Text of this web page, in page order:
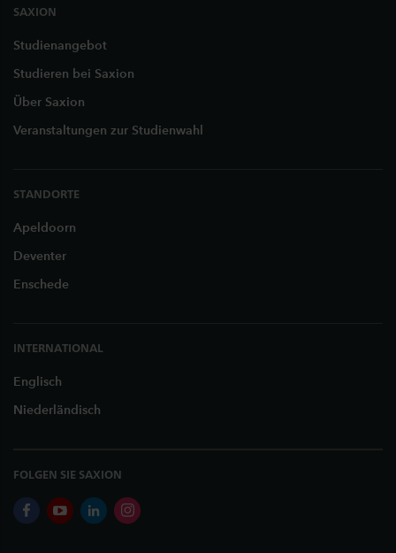
SAXION
Studienangebot
Studieren bei Saxion
Über Saxion
Veranstaltungen zur Studienwahl
STANDORTE
Apeldoorn
Deventer
Enschede
INTERNATIONAL
Englisch
Niederländisch
FOLGEN SIE SAXION
facebookyoutubelinkedininstagram